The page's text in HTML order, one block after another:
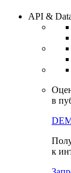
API &
в
к